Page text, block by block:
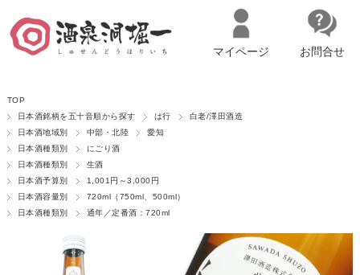
マイページへログイン
マイページ お問合せ
TOP
日本酒銘柄を五十音順から探す
は行
白老/澤田酒造
日本酒地域別
中部・北陸
愛知
日本酒種類別
にごり酒
日本酒種類別
生酒
日本酒予算別
1,001円～3,000円
日本酒容量別
720ml（750ml、500ml）
日本酒種類別
通年／定番酒：720ml